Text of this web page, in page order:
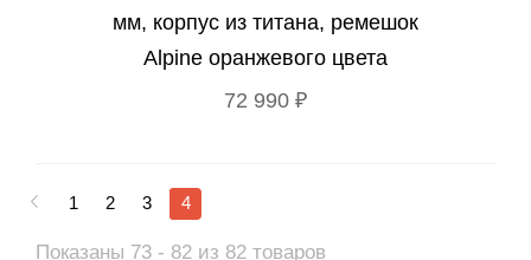
мм, корпус из титана, ремешок
Alpine оранжевого цвета
72 990 ₽
1 2 3 4
Показаны 73 - 82 из 82 товаров